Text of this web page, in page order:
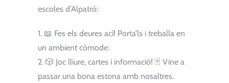
escoles d’Alpatró:
1. 📖 Fes els deures ací! Porta’ls i treballa en
un ambient còmode.
2. 🎲 Joc lliure, cartes i informació! 🃏 Vine a
passar una bona estona amb nosaltres.